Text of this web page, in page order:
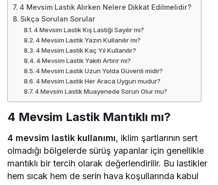
4 Mevsim Lastik Alırken Nelere Dikkat Edilmelidir?
Sıkça Sorulan Sorular
4 Mevsim Lastik Kış Lastiği Sayılır mı?
4 Mevsim Lastik Yazın Kullanılır mı?
4 Mevsim Lastik Kaç Yıl Kullanılır?
4 Mevsim Lastik Yakıtı Artırır mı?
4 Mevsim Lastik Uzun Yolda Güvenli midir?
4 Mevsim Lastik Her Araca Uygun mudur?
4 Mevsim Lastik Muayenede Sorun Olur mu?
4 Mevsim Lastik Mantıklı mı?
4 mevsim lastik kullanımı, iklim şartlarının sert
olmadığı bölgelerde sürüş yapanlar için genellikle
mantıklı bir tercih olarak değerlendirilir. Bu lastikler
hem sıcak hem de serin hava koşullarında kabul